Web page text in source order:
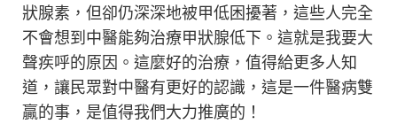
狀腺素，但卻仍深深地被甲低困擾著，這些人完全
不會想到中醫能夠治療甲狀腺低下。這就是我要大
聲疾呼的原因。這麼好的治療，值得給更多人知
道，讓民眾對中醫有更好的認識，這是一件醫病雙
贏的事，是值得我們大力推廣的！